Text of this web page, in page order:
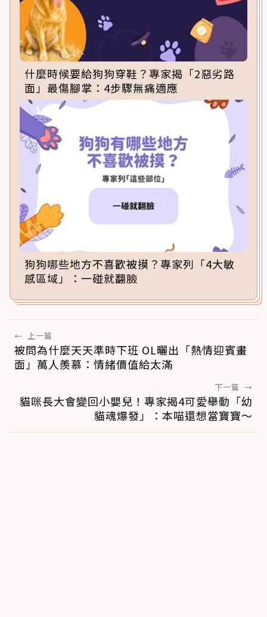
什麼時候要給狗狗穿鞋？專家揭「2惡劣路
面」最傷腳掌：4步驟無痛適應
狗狗哪些地方不喜歡被摸？專家列「4大敏
感區域」：一碰就翻臉
← 上一篇
被問為什麼天天準時下班 OL曬出「熱情迎賓畫
面」萬人羨慕：情緒價值給太滿
下一篇 →
貓咪長大會變回小嬰兒！專家揭4可愛舉動「幼
貓魂爆發」：本喵還想當寶寶～